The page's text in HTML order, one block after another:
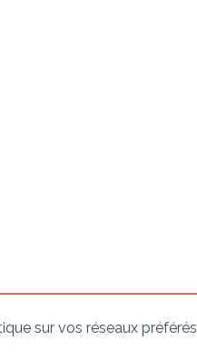
sur vos réseaux préférés